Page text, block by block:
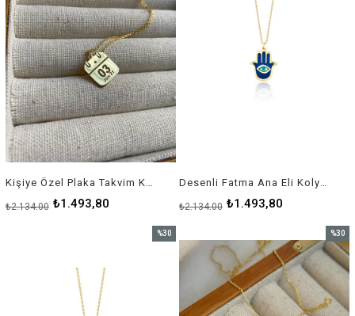
₺1.493,80
₺2.134,00 ₺1.493,80
₺2.134,00
%30
%30
İndirim